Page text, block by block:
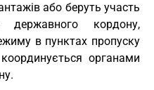
або беруть участь
державного кордону,
в пунктах пропуску
органами